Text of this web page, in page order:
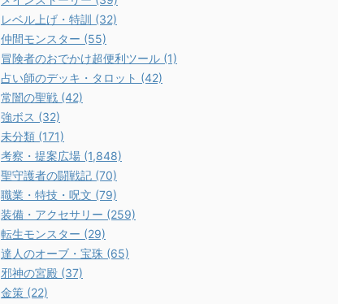
レベル上げ・特訓 (32)
仲間モンスター (55)
冒険者のおでかけ超便利ツール (1)
占い師のデッキ・タロット (42)
常闇の聖戦 (42)
強ボス (32)
未分類 (171)
考察・提案広場 (1,848)
聖守護者の闘戦記 (70)
職業・特技・呪文 (79)
装備・アクセサリー (259)
転生モンスター (29)
達人のオーブ・宝珠 (65)
邪神の宮殿 (37)
金策 (22)